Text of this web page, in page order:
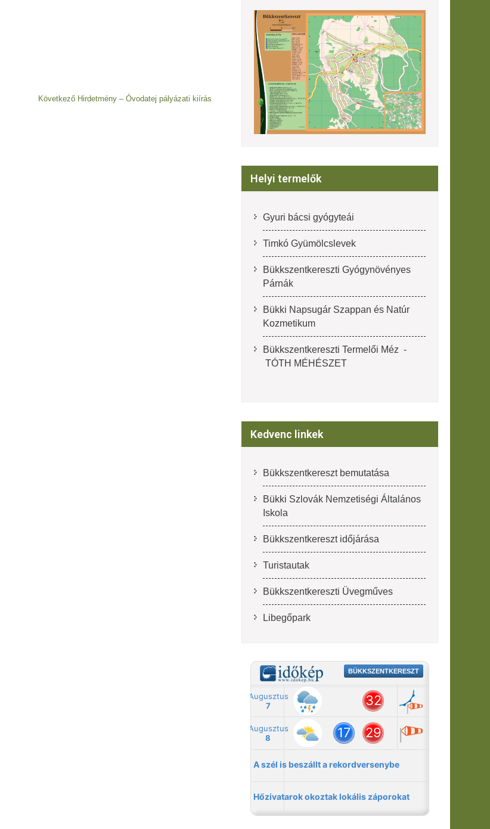
Következő Következő
Hirdetmény – Óvodatej pályázati kiírás
Helyi termelők
Gyuri bácsi gyógyteái
Timkó Gyümölcslevek
Bükkszentkereszti Gyógynövényes
Párnák
Bükki Napsugár Szappan és Natúr
Kozmetikum
Bükkszentkereszti Termelői Méz -
TÓTH MÉHÉSZET
Kedvenc linkek
Bükkszentkereszt bemutatása
Bükki Szlovák Nemzetiségi Általános
Iskola
Bükkszentkereszt időjárása
Turistautak
Bükkszentkereszti Üvegműves
Libegőpark